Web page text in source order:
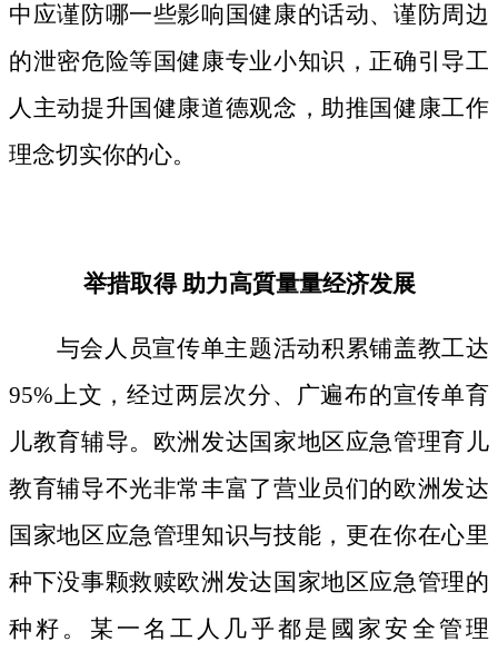
中应谨防哪一些影响国健康的话动、谨防周边
的泄密危险等国健康专业小知识，正确引导工
人主动提升国健康道德观念，助推国健康工作
理念切实你的心。
举措取得 助力高質量量经济发展
与会人员宣传单主题活动积累铺盖教工达
95%上文，经过两层次分、广遍布的宣传单育
儿教育辅导。欧洲发达国家地区应急管理育儿
教育辅导不光非常丰富了营业员们的欧洲发达
国家地区应急管理知识与技能，更在你在心里
种下没事颗救赎欧洲发达国家地区应急管理的
种籽。 某一名工人几乎都是國家安全管理